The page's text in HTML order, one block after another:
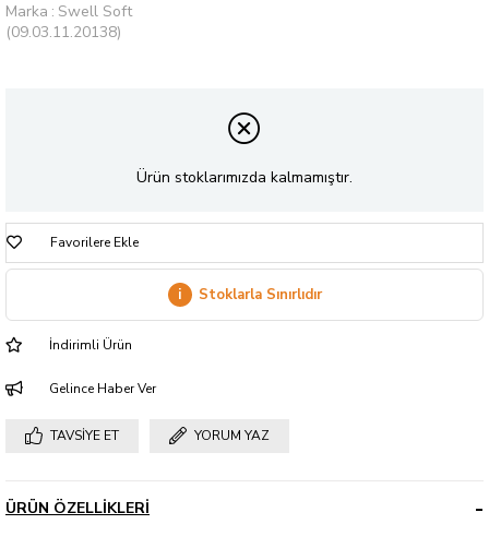
Marka : Swell Soft
(09.03.11.20138)
Ürün stoklarımızda kalmamıştır.
Favorilere Ekle
i Stoklarla Sınırlıdır
İndirimli Ürün
Gelince Haber Ver
TAVSIYE ET YORUM YAZ
ÜRÜN ÖZELLIKLERI